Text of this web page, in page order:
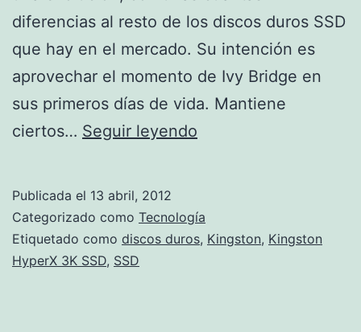
diferencias al resto de los discos duros SSD
que hay en el mercado. Su intención es
aprovechar el momento de Ivy Bridge en
sus primeros días de vida. Mantiene
ciertos… Seguir leyendo
SSD
Publicada el 13 abril, 2012
Categorizado como Tecnología
Etiquetado como discos duros, Kingston, Kingston
HyperX 3K SSD, SSD